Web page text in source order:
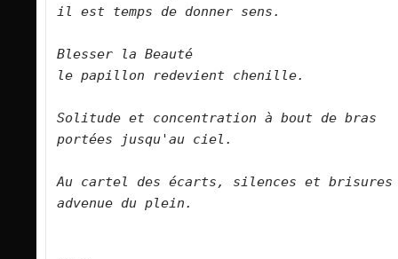
il est temps de donner sens.
Blesser la Beauté
le papillon redevient chenille.
Solitude et concentration à bout de bras
portées jusqu'au ciel.
Au cartel des écarts, silences et brisures
advenue du plein.